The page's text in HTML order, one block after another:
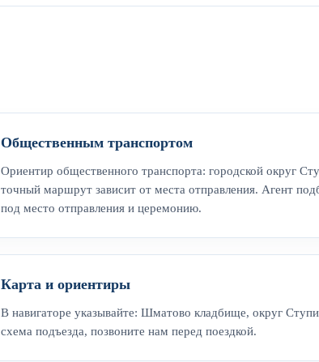
Общественным транспортом
Ориентир общественного транспорта: городской округ
точный маршрут зависит от места отправления. Агент
под место отправления и церемонию.
Карта и ориентиры
В навигаторе указывайте: Шматово кладбище, округ
схема подъезда, позвоните нам перед поездкой.